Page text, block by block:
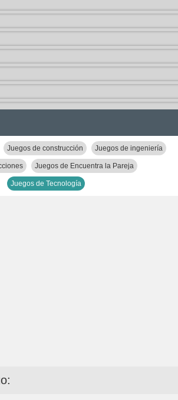
Juegos de construcción Juegos de ingeniería
Juegos de Encuentra la Pareja
Juegos de Tecnología